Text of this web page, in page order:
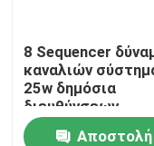
Περίπου εμείς
Γύρος
8 Sequencer
καναλιών
25w δημόσια
διευθύνσεων
Αποστολή